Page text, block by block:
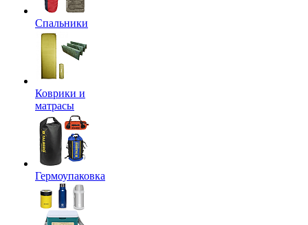
Спальники
Коврики и
матрасы
Гермоупаковка